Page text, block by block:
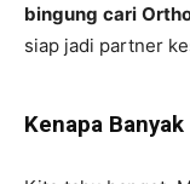
bingung cari
siap jadi partner
Kenapa